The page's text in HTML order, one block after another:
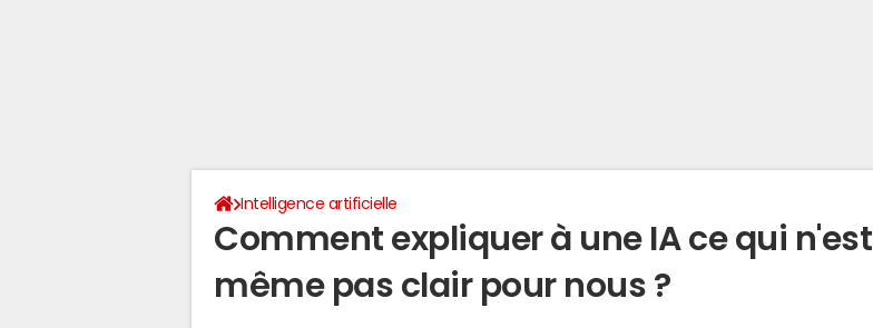
Intelligence artificielle
Comment expliquer à une IA ce qui n'est
même pas clair pour nous ?